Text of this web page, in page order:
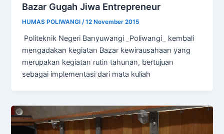
Bazar Gugah Jiwa Entrepreneur
HUMAS POLIWANGI /12 November 2015
Politeknik Negeri Banyuwangi _Poliwangi_ kembali
mengadakan kegiatan Bazar kewirausahaan yang
merupakan kegiatan rutin tahunan, bertujuan
sebagai implementasi dari mata kuliah